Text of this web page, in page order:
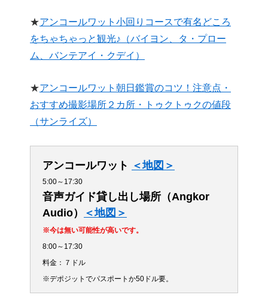
★アンコールワット小回りコースで有名どころ
をちゃちゃっと観光♪（バイヨン、タ・プロー
ム、バンテアイ・クデイ）
★アンコールワット朝日鑑賞のコツ！注意点・
おすすめ撮影場所２カ所・トゥクトゥクの値段
（サンライズ）
アンコールワット ＜地図＞
5:00～17:30
音声ガイド貸し出し場所（Angkor
Audio）
＜地図＞
※今は無い可能性が高いです。
8:00～17:30
料金：７ドル
※デポジットでパスポートか50ドル要。